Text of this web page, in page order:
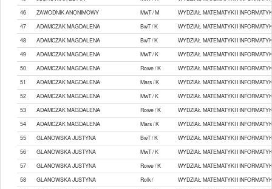
46
ZAWODNIK ANONIMOWY MwT / M
WYDZIAŁ MATEMATYKI I
47
ADAMCZAK MAGDALENA BwT / K
WYDZIAŁ MATEMATYKI I
48
ADAMCZAK MAGDALENA BwT / K
WYDZIAŁ MATEMATYKI I
49
ADAMCZAK MAGDALENA MwT / K
WYDZIAŁ MATEMATYKI I
50
ADAMCZAK MAGDALENA Rowe / K
WYDZIAŁ MATEMATYKI I
51
ADAMCZAK MAGDALENA Mars / K
WYDZIAŁ MATEMATYKI I
52
ADAMCZAK MAGDALENA MwT / K
WYDZIAŁ MATEMATYKI I
53
ADAMCZAK MAGDALENA Rowe / K
WYDZIAŁ MATEMATYKI I
54
ADAMCZAK MAGDALENA Mars / K
WYDZIAŁ MATEMATYKI I
55
GLANOWSKA JUSTYNA BwT / K
WYDZIAŁ MATEMATYKI I
56
GLANOWSKA JUSTYNA MwT / K
WYDZIAŁ MATEMATYKI I
57
GLANOWSKA JUSTYNA Rowe / K
WYDZIAŁ MATEMATYKI I
58
GLANOWSKA JUSTYNA Rolk /
WYDZIAŁ MATEMATYKI I